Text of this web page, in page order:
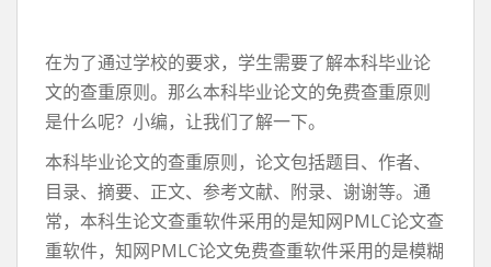
在为了通过学校的要求，学生需要了解本科毕业论
文的查重原则。那么本科毕业论文的免费查重原则
是什么呢？小编，让我们了解一下。
本科毕业论文的查重原则，论文包括题目、作者、
目录、摘要、正文、参考文献、附录、谢谢等。通
常，本科生论文查重软件采用的是知网PMLC论文查
重软件，知网PMLC论文免费查重软件采用的是模糊